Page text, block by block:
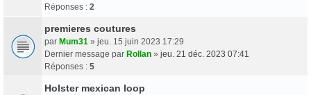
Réponses : 2
premieres coutures
par Mum31 » jeu. 15 juin 2023 17:29
Dernier message par Rollan » jeu. 21 déc. 2023 07:41
Réponses : 5
Holster mexican loop